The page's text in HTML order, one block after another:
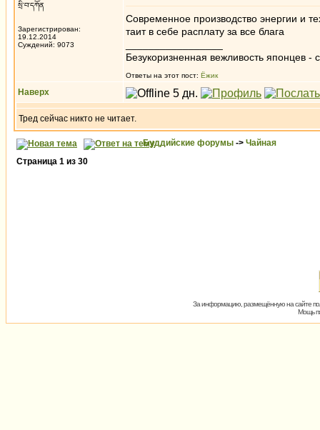
སྲི་བ་དཀོན
Зарегистрирован:
19.12.2014
Суждений: 9073
Современное производство энергии и
таит в себе расплату за все блага
Безукоризненная вежливость японцев -
Ответы на этот пост: Ёжик
Наверх
Тред сейчас никто не читает.
Буддийские форумы -> Чайная
Страница 1 из 30
За информацию, размещённую на сайте
Мощь